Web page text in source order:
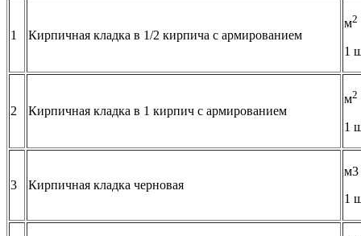
1 Кирпичная кладка в 1/2 кирпича с армированием
м2
1
2 Кирпичная кладка в 1 кирпич с армированием
м2
1
3 Кирпичная кладка черновая
м3
1